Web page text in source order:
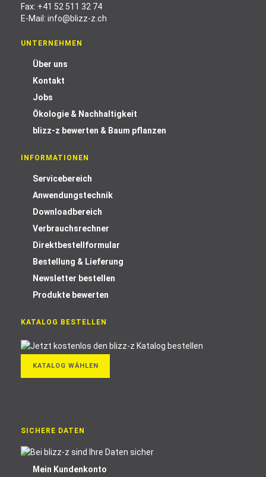
Fax: +41 52 511 32 74
E-Mail: info@blizz-z.ch
UNTERNEHMEN
Über uns
Kontakt
Jobs
Ökologie & Nachhaltigkeit
blizz-z bewerten & Baum pflanzen
INFORMATIONEN
Servicebereich
Anwendungstechnik
Downloadbereich
Verbrauchsrechner
Direktbestellformular
Bestellung & Lieferung
Newsletter bestellen
Produkte bewerten
KATALOG BESTELLEN
KATALOG WÄHLEN
SICHERE DATEN
Mein Kundenkonto